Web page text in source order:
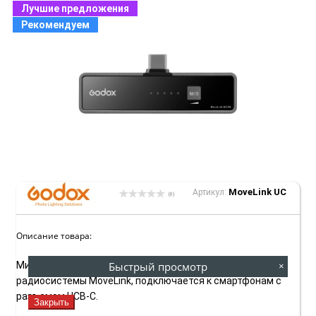
Лучшие предложения
Рекомендуем
(0) Артикул: MoveLink UC
Описание товара:
Миниатюрный 2-канальный приемник для микрофонной
радиосистемы MoveLink, подключается к смартфонам с
разъемом UCB-C.
Быстрый просмотр ×
Закрыть